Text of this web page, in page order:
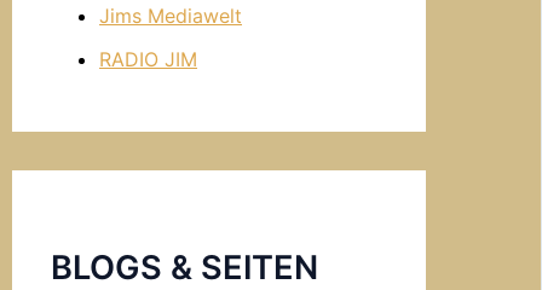
Jims Mediawelt
RADIO JIM
BLOGS & SEITEN